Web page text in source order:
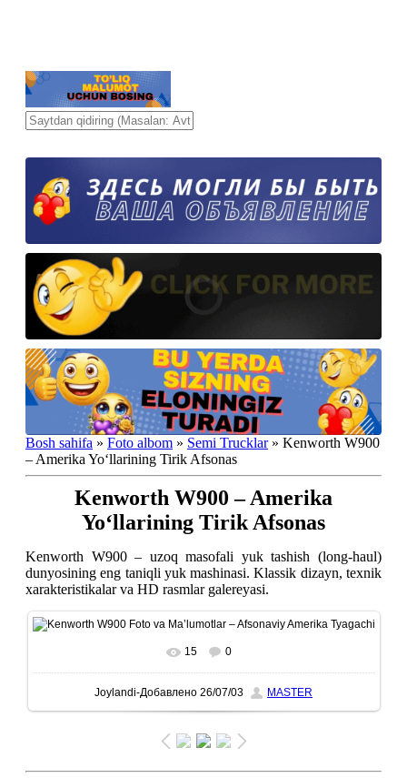
Bosh sahifa » Foto albom » Semi Trucklar» Kenworth W900
– Amerika Yoʻllarining Tirik Afsonas
Kenworth W900 – Amerika
Yoʻllarining Tirik Afsonas
Kenworth W900 – uzoq masofali yuk tashish (long-haul)
dunyosining eng taniqli yuk mashinasi. Klassik dizayn, texnik
xarakteristikalar va HD rasmlar galereyasi.
To'liq ko'rish-В реальном размере
15 0
Joylandi-Добавлено 26/07/03 MASTER